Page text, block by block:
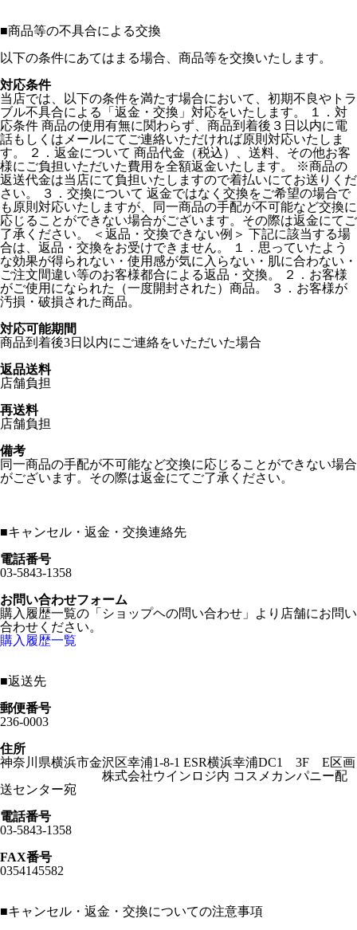
■商品等の不具合による交換
以下の条件にあてはまる場合、商品等を交換いたします。
対応条件
当店では、以下の条件を満たす場合において、初期不良やトラ
ブル不具合による「返金・交換」対応をいたします。 １．対
応条件 商品の使用有無に関わらず、商品到着後３日以内に電
話もしくはメールにてご連絡いただければ原則対応いたしま
す。 ２．返金について 商品代金（税込）、送料、その他お客
様にご負担いただいた費用を全額返金いたします。 ※商品の
返送代金は当店にて負担いたしますので着払いにてお送りくだ
さい。 ３．交換について 返金ではなく交換をご希望の場合で
も原則対応いたしますが、同一商品の手配が不可能など交換に
応じることができない場合がございます。その際は返金にてご
了承ください。 ＜返品・交換できない例＞ 下記に該当する場
合は、返品・交換をお受けできません。 １．思っていたよう
な効果が得られない・使用感が気に入らない・肌に合わない・
ご注文間違い等のお客様都合による返品・交換。 ２．お客様
がご使用になられた（一度開封された）商品。 ３．お客様が
汚損・破損された商品。
対応可能期間
商品到着後3日以内にご連絡をいただいた場合
返品送料
店舗負担
再送料
店舗負担
備考
同一商品の手配が不可能など交換に応じることができない場合
がございます。その際は返金にてご了承ください。
■キャンセル・返金・交換連絡先
電話番号
03-5843-1358
お問い合わせフォーム
購入履歴一覧の「ショップヘの問い合わせ」より店舗にお問い
合わせください。
購入履歴一覧
■返送先
郵便番号
236-0003
住所
神奈川県横浜市金沢区幸浦1-8-1 ESR横浜幸浦DC1 3F E区画
株式会社ウインロジ内 コスメカンパニー配
送センター宛
電話番号
03-5843-1358
FAX番号
0354145582
■キャンセル・返金・交換についての注意事項